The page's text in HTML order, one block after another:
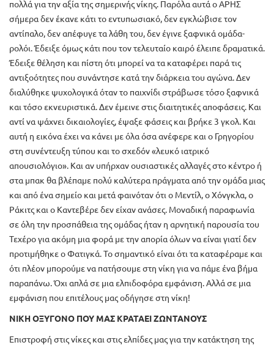
πολλά για την αξία της σημερινής νίκης. Παρόλα αυτά ο ΑΡΗΣ
σήμερα δεν έκανε κάτι το εντυπωσιακό, δεν εγκλώβισε τον
αντίπαλο, δεν απέφυγε τα λάθη του, δεν έγινε ξαφνικά ομάδα-
ρολόι. Έδειξε όμως κάτι που τον τελευταίο καιρό έλειπε δραματικά.
Έδειξε θέληση και πίστη ότι μπορεί να τα καταφέρει παρά τις
αντιξοότητες που συνάντησε κατά την διάρκεια του αγώνα. Δεν
διαλύθηκε ψυχολογικά όταν το παιχνίδι στράβωσε τόσο ξαφνικά
και τόσο εκνευριστικά. Δεν έμεινε στις διαιτητικές αποφάσεις. Και
αντί να ψάχνει δικαιολογίες, έψαξε φάσεις και βρήκε 3 γκολ. Και
αυτή η εικόνα έχει να κάνει με όλα όσα ανέφερε και ο Γρηγορίου
στη συνέντευξη τύπου και το σχεδόν «λευκό ιατρικό
απουσιολόγιο». Και αν υπήρχαν ουσιαστικές αλλαγές στο κέντρο ή
στα μπακ θα βλέπαμε πολύ καλύτερα πράγματα από την ομάδα μιας
και από ένα σημείο και μετά φαινόταν ότι ο Μεντίλ, ο Χόνγκλα, ο
Ράκιτς και ο Καντεβέρε δεν είχαν ανάσες. Μοναδική παραφωνία
σε όλη την προσπάθεια της ομάδας ήταν η αρνητική παρουσία του
Τεχέρο για ακόμη μια φορά με την απορία όλων να είναι γιατί δεν
προτιμήθηκε ο Φατιγκά. Το σημαντικό είναι ότι τα καταφέραμε και
ότι πλέον μπορούμε να πατήσουμε στη νίκη για να πάμε ένα βήμα
παραπάνω. Όχι απλά σε μια ελπιδοφόρα εμφάνιση. Αλλά σε μια
εμφάνιση που επιτέλους μας οδήγησε στη νίκη!
ΝΙΚΗ ΟΞΥΓΟΝΟ ΠΟΥ ΜΑΣ ΚΡΑΤΑΕΙ ΖΩΝΤΑΝΟΥΣ
Επιστροφή στις νίκες και στις ελπίδες μας για την κατάκτηση της